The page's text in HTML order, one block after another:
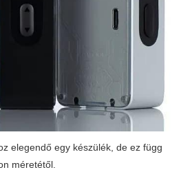
elegendő egy készülék, de ez függ
méretétől.